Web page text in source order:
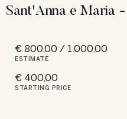
Sant'Anna e Maria
€ 800,00 / 1.000,00
ESTIMATE
€ 400,00
STARTING PRICE